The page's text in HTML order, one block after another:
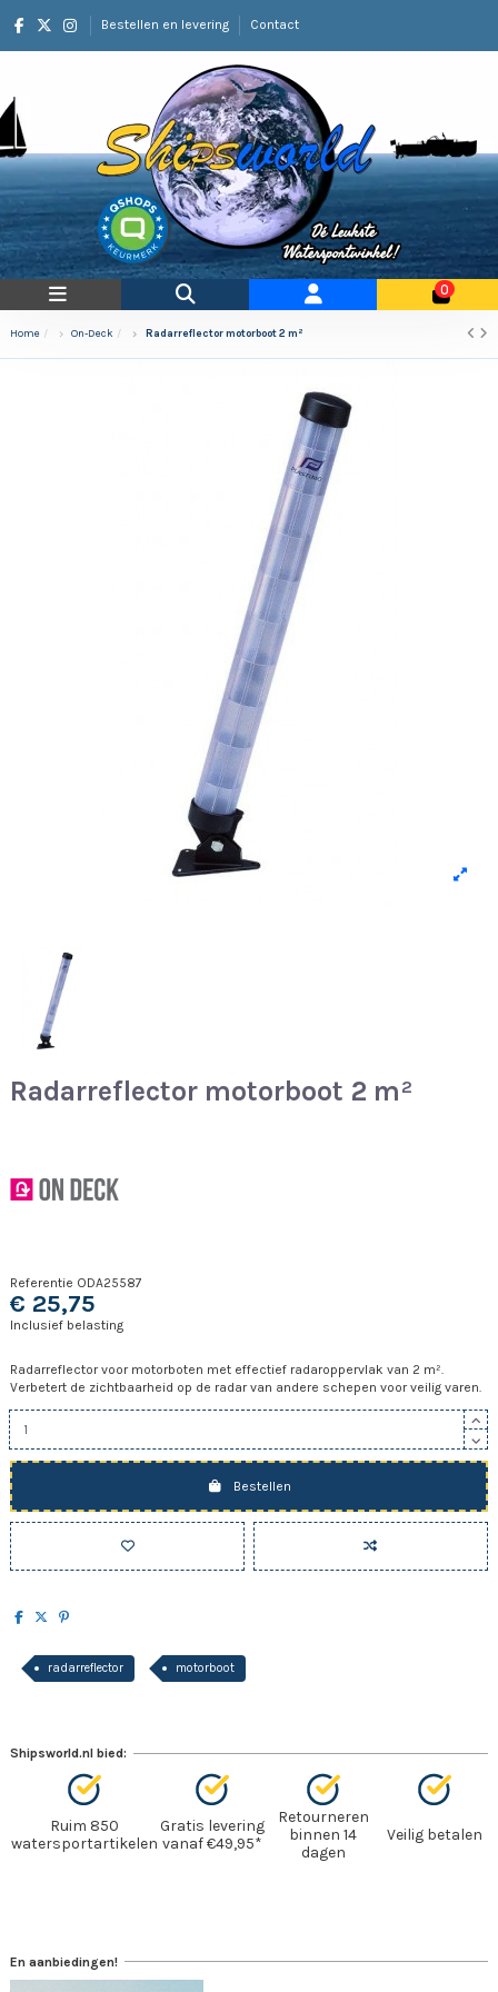
Bestellen en levering Contact
0
Home On-Deck Radarreflector motorboot 2 m²
Radarreflector motorboot 2 m²
Referentie ODA25587
€ 25,75
Inclusief belasting
Radarreflector voor motorboten met effectief radaroppervlak van 2 m².
Verbetert de zichtbaarheid op de radar van andere schepen voor veilig varen.
Bestellen
radarreflector motorboot
Shipsworld.nl bied:
Ruim 850
watersportartikelen
Gratis levering
vanaf €49,95*
Retourneren
binnen 14
dagen
Veilig betalen
En aanbiedingen!